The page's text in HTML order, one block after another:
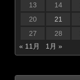
13
14
20
21
27
28
« 11月
1月 »